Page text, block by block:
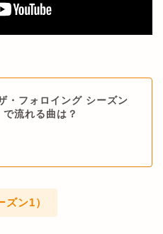
ザ・フォロイング シーズン
で流れる曲は？
ン1）